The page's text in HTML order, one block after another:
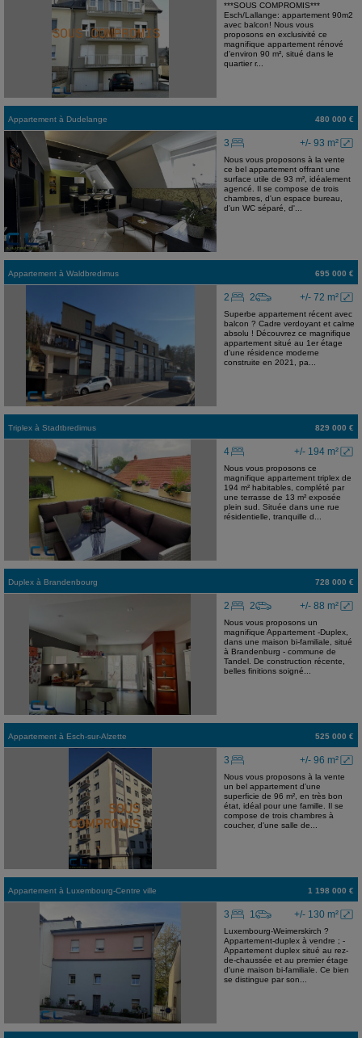
***SOUS COMPROMIS***
Esch/Lallange: appartement 90m2
avec balcon! Nous vous
proposons en exclusivité ce
magnifique appartement rénové
d'environ 90 m², situé dans le
quartier r...
Appartement à Dudelange 480 000 €
+/- 93 m²
3
Nous vous proposons à la vente
ce bel appartement offrant une
surface utile de 93 m², idéalement
agencé. Il se compose de trois
chambres, d'un espace bureau,
d'un WC séparé, d'...
Appartement à Waldbredimus 695 000 €
+/- 72 m²
2 2
Superbe appartement récent avec
balcon ? Cadre verdoyant et calme
absolu ! Découvrez ce magnifique
appartement situé au 1er étage
d'une résidence moderne
construite en 2021, pa...
Triplex à Stadtbredimus 829 000 €
+/- 194 m²
4
Nous vous proposons ce
magnifique appartement triplex de
194 m² habitables, complété par
une terrasse de 13 m² exposée
plein sud. Située dans une rue
résidentielle, tranquille d...
Duplex à Brandenbourg 728 000 €
+/- 88 m²
2 2
Nous vous proposons un
magnifique Appartement -Duplex,
dans une maison bi-familiale, situé
à Brandenburg - commune de
Tandel. De construction récente,
belles finitions soigné...
Appartement à Esch-sur-Alzette 525 000 €
+/- 96 m²
3
Nous vous proposons à la vente
un bel appartement d'une
superficie de 96 m², en très bon
état, idéal pour une famille. Il se
compose de trois chambres à
coucher, d'une salle de...
Appartement à Luxembourg-Centre ville 1 198 000 €
+/- 130 m²
3 1
Luxembourg-Weimerskirch ?
Appartement-duplex à vendre ; -
Appartement duplex situé au rez-
de-chaussée et au premier étage
d'une maison bi-familiale. Ce bien
se distingue par son...